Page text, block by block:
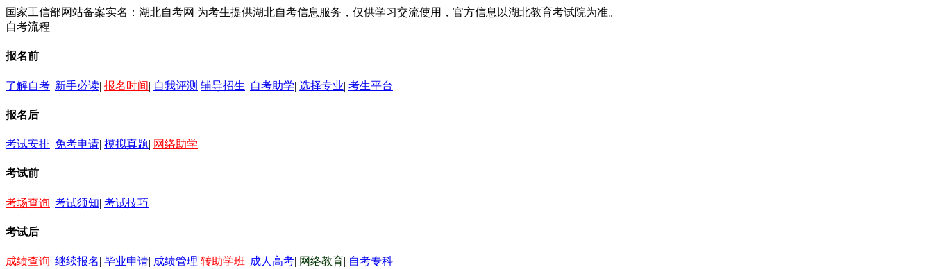
国家工信部网站备案实名：湖北自考网 为考生提供湖北自考信息服务，仅供学习交流使用，官方信息以湖北教育考试院为准。
自考流程
报名前
了解自考| 新手必读| 报名时间| 自我评测 辅导招生| 自考助学| 选择专业| 考生平台
报名后
考试安排| 免考申请| 模拟真题| 网络助学
考试前
考场查询| 考试须知| 考试技巧
考试后
成绩查询| 继续报名| 毕业申请| 成绩管理 转助学班| 成人高考| 网络教育| 自考专科